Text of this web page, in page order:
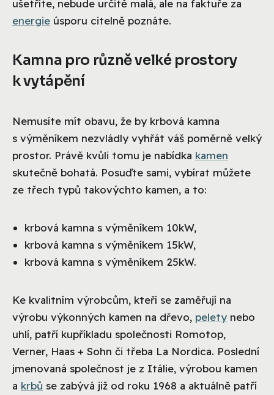
ušetříte, nebude určitě malá, ale na faktuře za
energie úsporu citelně poznáte.
Kamna pro různě velké prostory
k vytápění
Nemusíte mít obavu, že by krbová kamna
s výměníkem nezvládly vyhřát váš poměrně velký
prostor. Právě kvůli tomu je nabídka kamen
skutečně bohatá. Posuďte sami, vybírat můžete
ze třech typů takovýchto kamen, a to:
krbová kamna s výměníkem 10kW,
krbová kamna s výměníkem 15kW,
krbová kamna s výměníkem 25kW.
Ke kvalitním výrobcům, kteří se zaměřují na
výrobu výkonných kamen na dřevo, pelety nebo
uhlí, patří kupříkladu společnosti Romotop,
Verner, Haas + Sohn či třeba La Nordica. Poslední
jmenovaná společnost je z Itálie, výrobou kamen
a krbů se zabývá již od roku 1968 a aktuálně patří